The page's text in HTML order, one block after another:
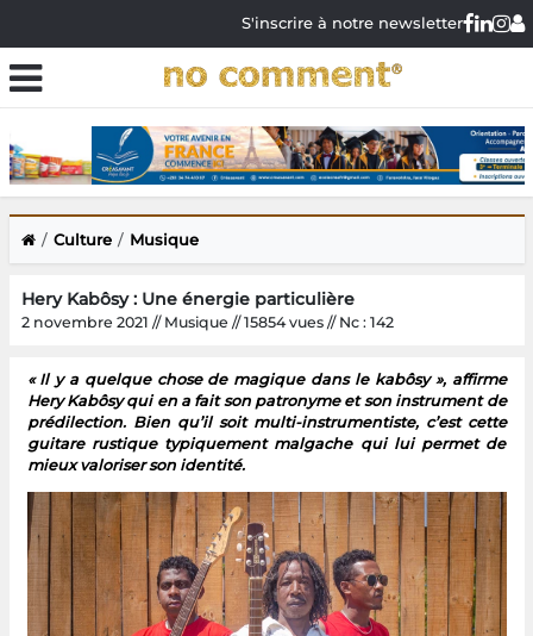
S'inscrire à notre newsletter
Culture Musique
Hery Kabôsy : Une énergie particulière
2 novembre 2021 // Musique // 15854 vues // Nc : 142
« Il y a quelque chose de magique dans le kabôsy », affirme
Hery Kabôsy qui en a fait son patronyme et son instrument de
prédilection. Bien qu’il soit multi-instrumentiste, c’est cette
guitare rustique typiquement malgache qui lui permet de
mieux valoriser son identité.